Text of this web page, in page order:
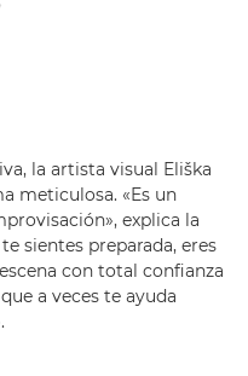
la artista visual Eliška
meticulosa. «Es un
explica la
sientes preparada, eres
con total confianza
a veces te ayuda